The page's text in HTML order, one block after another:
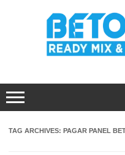
TAG ARCHIVES: PAGAR PANEL